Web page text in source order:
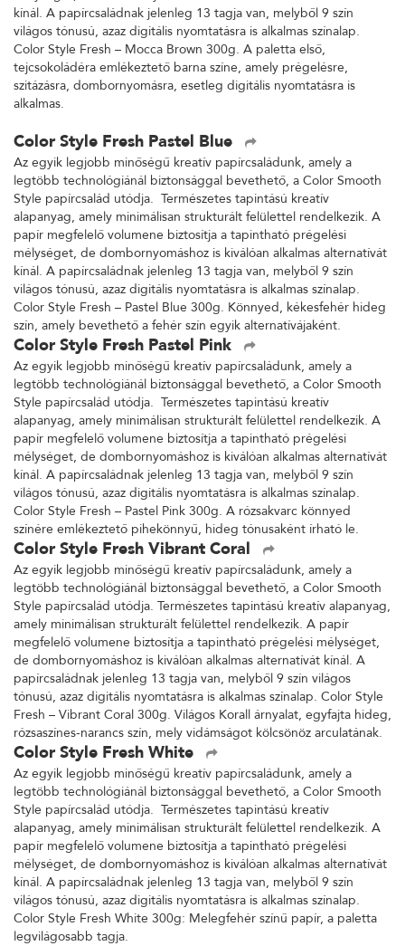
kínál. A papírcsaládnak jelenleg 13 tagja van, melyből 9 szín
világos tónusú, azaz digitális nyomtatásra is alkalmas színalap.
Color Style Fresh – Mocca Brown 300g. A paletta első,
tejcsokoládéra emlékeztető barna színe, amely prégelésre,
szitázásra, dombornyomásra, esetleg digitális nyomtatásra is
alkalmas.
Color Style Fresh Pastel Blue
Az egyik legjobb minőségű kreatív papírcsaládunk, amely a
legtöbb technológiánál biztonsággal bevethető, a Color Smooth
Style papírcsalád utódja. Természetes tapintású kreatív
alapanyag, amely minimálisan strukturált felülettel rendelkezik. A
papír megfelelő volumene biztosítja a tapintható prégelési
mélységet, de dombornyomáshoz is kiválóan alkalmas alternatívát
kínál. A papírcsaládnak jelenleg 13 tagja van, melyből 9 szín
világos tónusú, azaz digitális nyomtatásra is alkalmas színalap.
Color Style Fresh – Pastel Blue 300g. Könnyed, kékesfehér hideg
szín, amely bevethető a fehér szín egyik alternatívájaként.
Color Style Fresh Pastel Pink
Az egyik legjobb minőségű kreatív papírcsaládunk, amely a
legtöbb technológiánál biztonsággal bevethető, a Color Smooth
Style papírcsalád utódja. Természetes tapintású kreatív
alapanyag, amely minimálisan strukturált felülettel rendelkezik. A
papír megfelelő volumene biztosítja a tapintható prégelési
mélységet, de dombornyomáshoz is kiválóan alkalmas alternatívát
kínál. A papírcsaládnak jelenleg 13 tagja van, melyből 9 szín
világos tónusú, azaz digitális nyomtatásra is alkalmas színalap.
Color Style Fresh – Pastel Pink 300g. A rózsakvarc könnyed
színére emlékeztető pihekönnyű, hideg tónusaként írható le.
Color Style Fresh Vibrant Coral
Az egyik legjobb minőségű kreatív papírcsaládunk, amely a
legtöbb technológiánál biztonsággal bevethető, a Color Smooth
Style papírcsalád utódja. Természetes tapintású kreatív alapanyag,
amely minimálisan strukturált felülettel rendelkezik. A papír
megfelelő volumene biztosítja a tapintható prégelési mélységet,
de dombornyomáshoz is kiválóan alkalmas alternatívát kínál. A
papírcsaládnak jelenleg 13 tagja van, melyből 9 szín világos
tónusú, azaz digitális nyomtatásra is alkalmas színalap. Color Style
Fresh – Vibrant Coral 300g. Világos Korall árnyalat, egyfajta hideg,
rózsaszínes-narancs szín, mely vidámságot kölcsönöz arculatának.
Color Style Fresh White
Az egyik legjobb minőségű kreatív papírcsaládunk, amely a
legtöbb technológiánál biztonsággal bevethető, a Color Smooth
Style papírcsalád utódja. Természetes tapintású kreatív
alapanyag, amely minimálisan strukturált felülettel rendelkezik. A
papír megfelelő volumene biztosítja a tapintható prégelési
mélységet, de dombornyomáshoz is kiválóan alkalmas alternatívát
kínál. A papírcsaládnak jelenleg 13 tagja van, melyből 9 szín
világos tónusú, azaz digitális nyomtatásra is alkalmas színalap.
Color Style Fresh White 300g: Melegfehér színű papír, a paletta
legvilágosabb tagja.